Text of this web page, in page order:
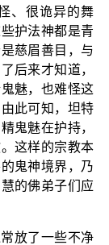
、很诡异的舞
护法神都是青
慈眉善目，与
后来才知道，
魅，也难怪这
此可知，坦特
鬼魅在护持，
这样的宗教本
鬼神境界，乃
的佛弟子们应
放了一些不净